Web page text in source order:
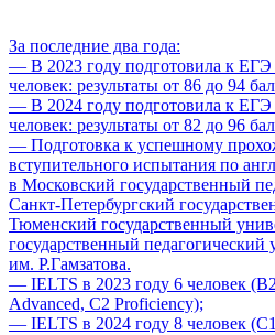
За последние два года:
— В 2023 году подготовила к ЕГЭ
человек: результаты от 86 до 94
— В 2024 году подготовила к ЕГЭ
человек: результаты от 82 до 96
— Подготовка к успешному
вступительного испытания по
в Московский государственный
Санкт-Петербургский
Тюменский государственный
государственный педагогический
им. Р.Гамзатова.
— IELTS в 2023 году 6 человек
Advanced, C2 Proficiency);
— IELTS в 2024 году 8 человек